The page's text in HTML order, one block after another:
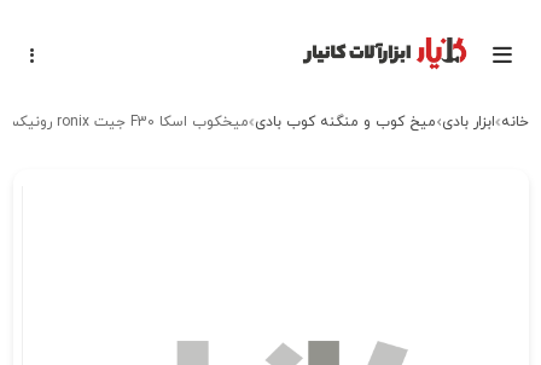
خانه ابزار بادی میخ کوب و منگنه کوب بادی میخکوب اسکا F30 جیت ronix رونیکس